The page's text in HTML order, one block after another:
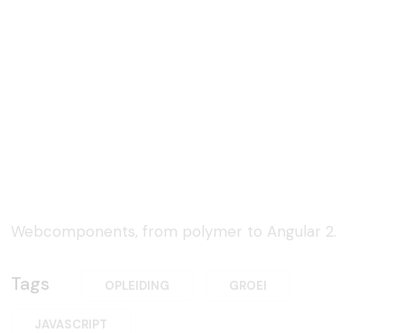
Webcomponents, from polymer to Angular 2.
Tags OPLEIDING GROEI
JAVASCRIPT